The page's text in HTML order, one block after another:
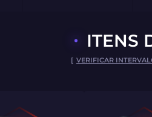
ITENS
[ VERIFICAR